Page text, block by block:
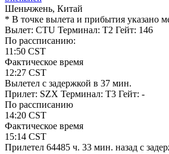
Шеньчжень, Китай
* В точке вылета и прибытия указано
Вылет: CTU Терминал: T2 Гейт: 146
По рассписанию:
11:50 CST
Фактическое время
12:27 CST
Вылетел c задержкой в 37 мин.
Прилет: SZX Терминал: T3 Гейт: -
По рассписанию
14:20 CST
Фактическое время
15:14 CST
Прилетел 64485 ч. 33 мин. назад c